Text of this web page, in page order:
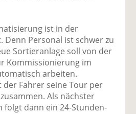
ist in der
Denn Personal ist schwer zu
Sortieranlage soll von der
Kommissionierung im
arbeiten.
Fahrer seine Tour per
Als nächster
folgt dann ein 24-Stunden-